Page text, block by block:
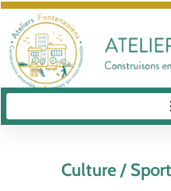
Culture /